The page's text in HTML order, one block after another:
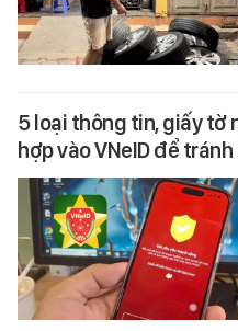
5 loại thông tin, giấy tờ
hợp vào VNeID để